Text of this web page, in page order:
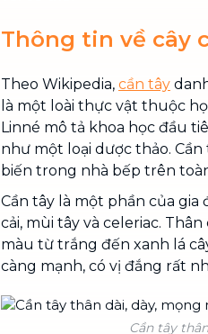
Thông tin về cây
Theo Wikipedia, cần tây
là một loài thực vật thuộc
Linné mô tả khoa học đầu
như một loại dược thảo.
biến trong nhà bếp trên
Cần tây là một phần của gia
cải, mùi tây và celeriac.
màu từ trắng đến xanh lá
càng mạnh, có vị đắng rất
Cần tây